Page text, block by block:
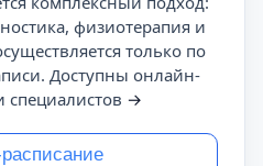
физиотерапия и
только по
Доступны онлайн-
специалистов →